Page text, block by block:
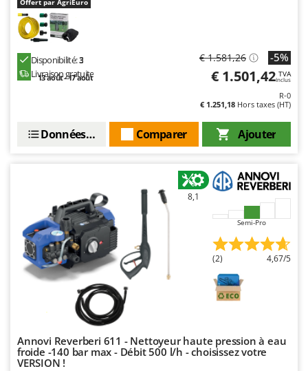
Santos
Sbaraglia
Seven Italy
Simatech
Smartwood
Smeg
Snapper
Solidur
Spice Electronics
Spiralmac
Spring Protezione
Spyro
Stanley
Offert par AgriEuro
Disponibilité:3
Livraison gratuite
13 août - 17 août
€ 1.581,26 -5%
€ 1.501,42 TVA
Inclus
R-0
€ 1.251,18 Hors taxes (HT)
Ajouter
Comparer
Données techniques
8,1
Semi-Pro
(2) 4,67/5
Annovi Reverberi 611 - Nettoyeur haute pression à eau
froide -140 bar max - Débit 500 l/h - choisissez votre
VERSION !